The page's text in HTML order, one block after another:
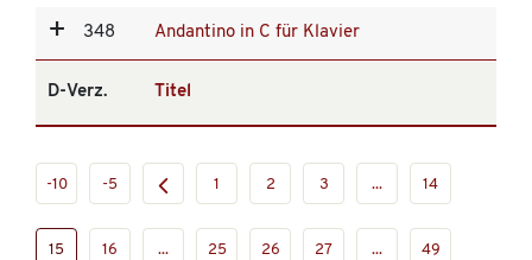
348 Andantino in C für Klavier
D-Verz. Titel
-10 -5 1 2 3 ... 14
15 16 ... 25 26 27 ... 49